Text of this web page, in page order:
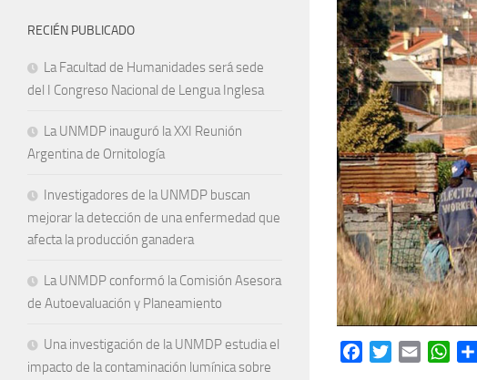
FacebookTwitterEmail
RECIÉN PUBLICADO
La Facultad de Humanidades será sede
del I Congreso Nacional de Lengua Inglesa
La UNMDP inauguró la XXI Reunión
Argentina de Ornitología
Investigadores de la UNMDP buscan
mejorar la detección de una enfermedad que
afecta la producción ganadera
La UNMDP conformó la Comisión Asesora
de Autoevaluación y Planeamiento
Una investigación de la UNMDP estudia el
impacto de la contaminación lumínica sobre